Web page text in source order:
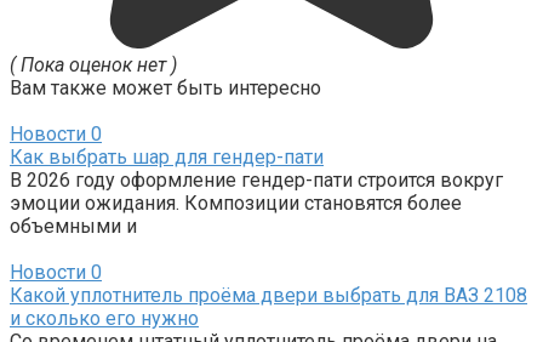
( Пока оценок нет )
Вам также может быть интересно
Новости 0
Как выбрать шар для гендер-пати
В 2026 году оформление гендер-пати строится вокруг
эмоции ожидания. Композиции становятся более
объемными и
Новости 0
Какой уплотнитель проёма двери выбрать для ВАЗ 2108
и сколько его нужно